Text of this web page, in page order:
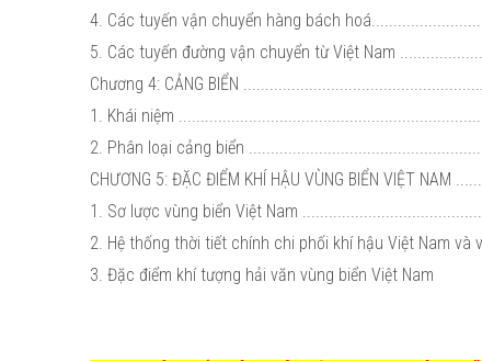
4. Các tuyến vận chuyển hàng bách
5. Các tuyến đường vận chuyển từ Việt Nam
Chương 4: CẢNG BIỂN
1. Khái niệm
2. Phân loại cảng biển
CHƯƠNG 5: ĐẶC ĐIỂM KHÍ HẬU VÙNG BIỂN VIỆT NAM
1. Sơ lược vùng biển Việt Nam
2. Hệ thống thời tiết chính chi phối khí hậu Việt Nam và
3. Đặc điểm khí tượng hải văn vùng biển Việt Nam